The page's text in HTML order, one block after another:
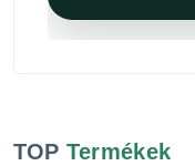
TOP Termékek